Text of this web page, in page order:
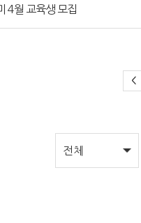
4월 교육생 모집
<